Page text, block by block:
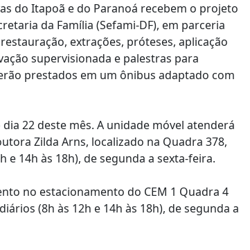
do Itapoã e do Paranoá recebem o projeto
da Família (Sefami-DF), em parceria
extrações, próteses, aplicação
supervisionada e palestras para
prestados em um ônibus adaptado com
22 deste mês. A unidade móvel atenderá
Zilda Arns, localizado na Quadra 378,
14h às 18h), de segunda a sexta-feira.
no estacionamento do CEM 1 Quadra 4
(8h às 12h e 14h às 18h), de segunda a